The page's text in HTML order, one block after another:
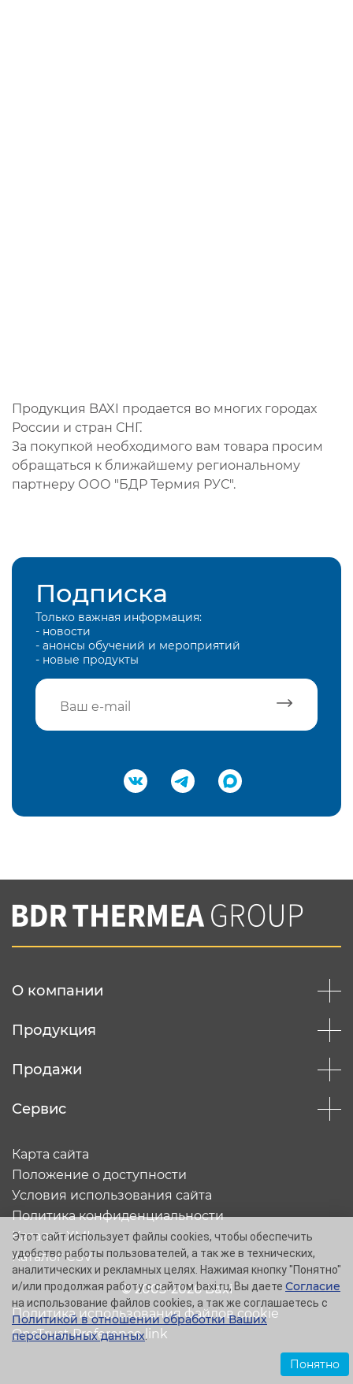
Продукция BAXI продается во многих городах
России и стран СНГ.
За покупкой необходимого вам товара просим
обращаться к ближайшему региональному
партнеру ООО "БДР Термия РУС".
Подписка
Только важная информация:
- новости
- анонсы обучений и мероприятий
- новые продукты
Подтвердить e-mail
Вы соглашаетесь с нашей политикой
конфеденциальности
О компании
Продукция
Продажи
Сервис
© 2005-2026 Baxi
Карта сайта
Положение о доступности
Условия использования сайта
Политика конфиденциальности
Каталог XML
Каталог CSV
Политика использования файлов cookie
OneTrust Preference link
Этот сайт использует файлы cookies, чтобы обеспечить
удобство работы пользователей, а так же в технических,
аналитических и рекламных целях. Нажимая кнопку "Понятно"
и/или продолжая работу с сайтом baxi.ru, Вы даете Согласие
на использование файлов cookies, а так же соглашаетесь с
Политикой в отношении обработки Ваших
персональных данных.
Понятно